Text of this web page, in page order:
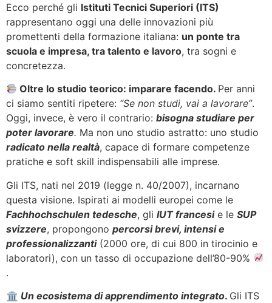
Ecco perché gli Istituti Tecnici Superiori (ITS)
rappresentano oggi una delle innovazioni più
promettenti della formazione italiana: un ponte tra
scuola e impresa, tra talento e lavoro, tra sogni e
concretezza.
Oltre lo studio teorico: imparare facendo. Per anni
ci siamo sentiti ripetere: “Se non studi, vai a lavorare”.
Oggi, invece, è vero il contrario: bisogna studiare per
poter lavorare. Ma non uno studio astratto: uno studio
radicato nella realtà, capace di formare competenze
pratiche e soft skill indispensabili alle imprese.
Gli ITS, nati nel 2019 (legge n. 40/2007), incarnano
questa visione. Ispirati ai modelli europei come le
Fachhochschulen tedesche, gli IUT francesie le SUP
svizzere, propongono percorsi brevi, intensi e
professionalizzanti(2000 ore, di cui 800 in tirocinio e
laboratori), con un tasso di occupazione dell’80-90%
.
🏛 Un ecosistema di apprendimento integrato. Gli ITS